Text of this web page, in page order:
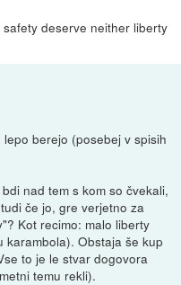
deserve neither liberty
berejo (posebej v spisih
nad tem s kom so čvekali,
če jo, gre verjetno za
Kot recimo: malo liberty
karambola). Obstaja še kup
to je le stvar dogovora
temu rekli).